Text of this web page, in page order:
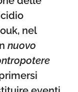
nel
nuovo